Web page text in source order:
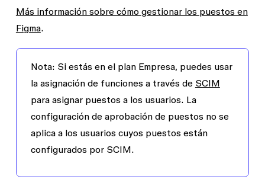
Más información sobre cómo gestionar los puestos en
Figma.
Nota: Si estás en el plan Empresa, puedes usar
la asignación de funciones a través de SCIM
para asignar puestos a los usuarios. La
configuración de aprobación de puestos no se
aplica a los usuarios cuyos puestos están
configurados por SCIM.